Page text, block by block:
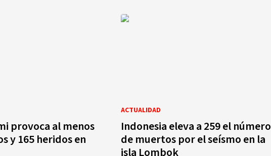
provoca al menos
y 165 heridos en
ACTUALIDAD
Indonesia eleva a 259 el número
de muertos por el seísmo en la
isla Lombok